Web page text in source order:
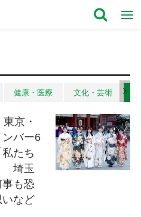
健康・医療 文化・芸術
京・
バー6
たち
埼玉
も恐
など